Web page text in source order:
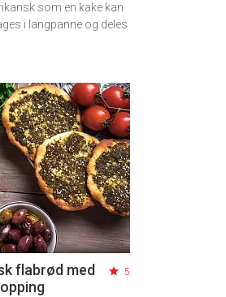
som en kake kan
i langpanne og deles
flabrød med
5